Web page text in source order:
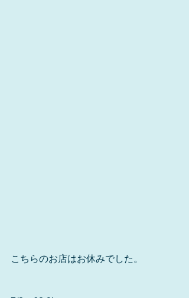
こちらのお店はお休みでした。